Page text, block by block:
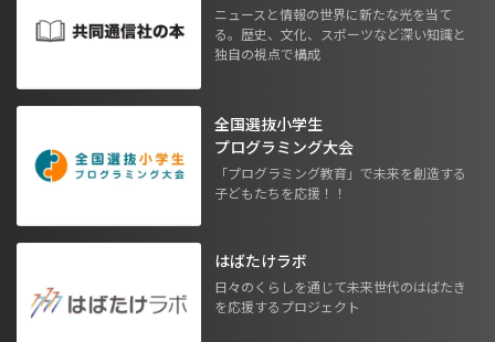
ニュースと情報の世界に新たな光を当て
る。歴史、文化、スポーツなど深い知識と
独自の視点で構成
全国選抜小学生
プログラミング大会
「プログラミング教育」で未来を創造する
子どもたちを応援！！
はばたけラボ
日々のくらしを通じて未来世代のはばたき
を応援するプロジェクト